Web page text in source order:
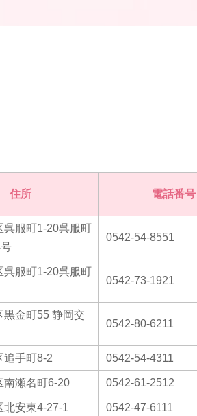
住所 電話番号
呉服町1-20呉服町
0542-54-8551
呉服町1-20呉服町
0542-73-1921
黒金町55 静岡交
0542-80-6211
追手町8-2 0542-54-4311
南瀬名町6-20 0542-61-2512
北安東4-27-1 0542-47-6111